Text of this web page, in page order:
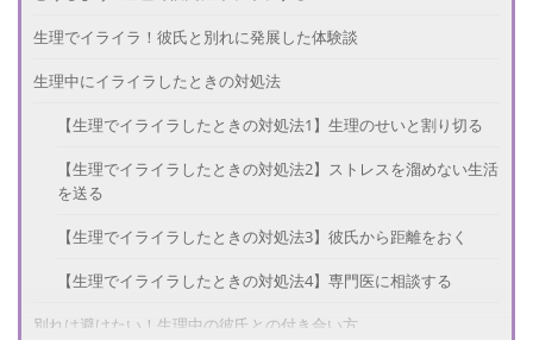
生理でイライラ！彼氏と別れに発展した体験談
生理中にイライラしたときの対処法
【生理でイライラしたときの対処法1】生理のせいと割り切る
【生理でイライラしたときの対処法2】ストレスを溜めない生活
を送る
【生理でイライラしたときの対処法3】彼氏から距離をおく
【生理でイライラしたときの対処法4】専門医に相談する
別れは避けたい！生理中の彼氏との付き合い方